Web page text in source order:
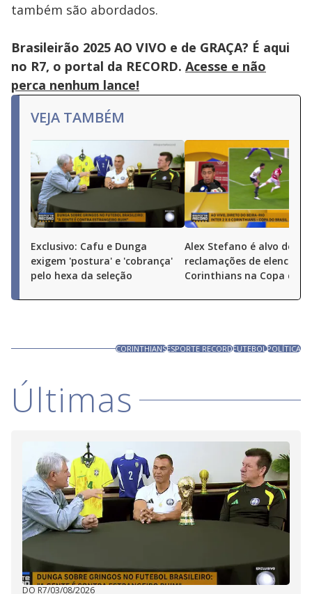
também são abordados.
Brasileirão 2025 AO VIVO e de GRAÇA? É aqui
no R7, o portal da RECORD. Acesse e não
perca nenhum lance!
VEJA TAMBÉM
Exclusivo: Cafu e Dunga
exigem 'postura' e 'cobrança'
pelo hexa da seleção
Alex Stefano é alvo de
reclamações de elenco do
Corinthians na Copa do
CORINTHIANSESPORTE RECORDFUTEBOLPOLÍTICA
Últimas
DO R7/03/08/2026